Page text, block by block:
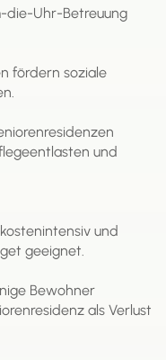
die-Uhr-Betreuung
fördern soziale
und
und
geeignet.
Bewohner
als Verlust